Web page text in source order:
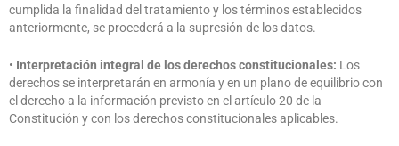
cumplida la finalidad del tratamiento y los términos establecidos
anteriormente, se procederá a la supresión de los datos.
• Interpretación integral de los derechos constitucionales: Los
derechos se interpretarán en armonía y en un plano de equilibrio con
el derecho a la información previsto en el artículo 20 de la
Constitución y con los derechos constitucionales aplicables.